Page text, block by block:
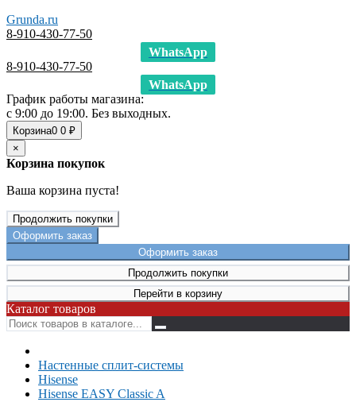
Grunda.ru
8-910-430-77-50
WhatsApp
8-910-430-77-50
WhatsApp
График работы магазина:
с 9:00 до 19:00. Без выходных.
Корзина0 0 ₽
×
Корзина покупок
Ваша корзина пуста!
Продолжить покупки
Оформить заказ
Оформить заказ
Продолжить покупки
Перейти в корзину
Каталог товаров
Настенные сплит-системы
Hisense
Hisense EASY Classic A